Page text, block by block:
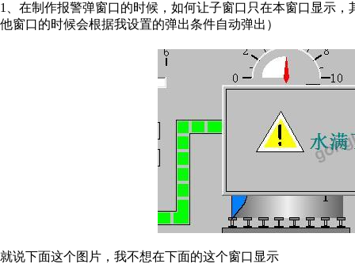
1、在制作报警弹窗口的时候，如何让子窗口只在本窗口显示
他窗口的时候会根据我设置的弹出条件自动弹出）
就说下面这个图片，我不想在下面的这个窗口显示